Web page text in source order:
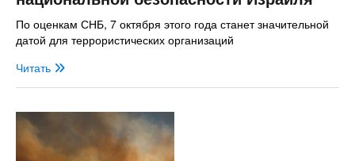
По оценкам СНБ, 7 октября этого года станет значительной
датой для террористических организаций
Читать